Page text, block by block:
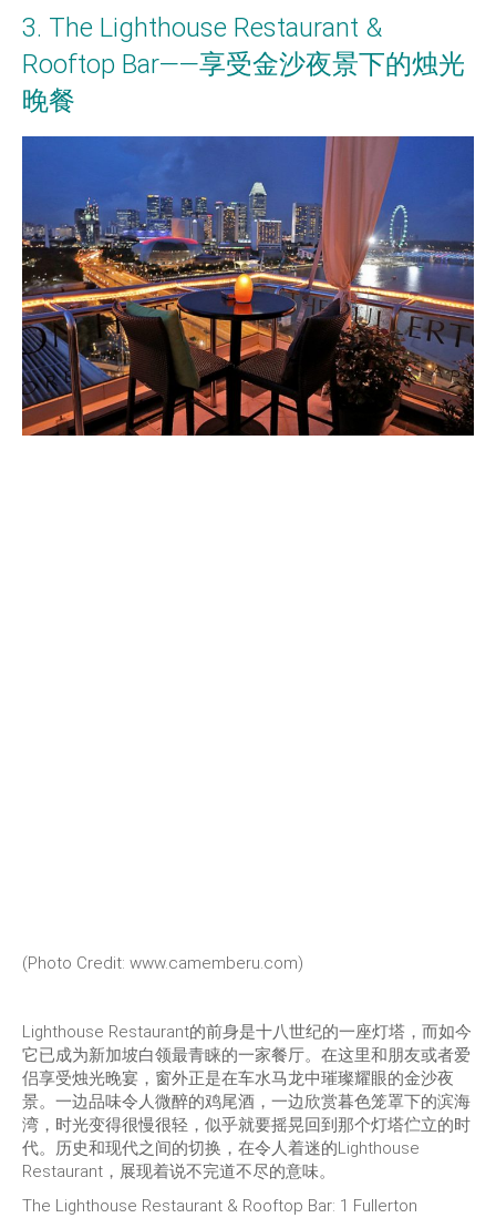
3. The Lighthouse Restaurant &
Rooftop Bar——享受金沙夜景下的烛光
晚餐
(Photo Credit: www.camemberu.com)
Lighthouse Restaurant的前身是十八世纪的一座灯塔，而如今
它已成为新加坡白领最青睐的一家餐厅。在这里和朋友或者爱
侣享受烛光晚宴，窗外正是在车水马龙中璀璨耀眼的金沙夜
景。一边品味令人微醉的鸡尾酒，一边欣赏暮色笼罩下的滨海
湾，时光变得很慢很轻，似乎就要摇晃回到那个灯塔伫立的时
代。历史和现代之间的切换，在令人着迷的Lighthouse
Restaurant，展现着说不完道不尽的意味。
The Lighthouse Restaurant & Rooftop Bar: 1 Fullerton